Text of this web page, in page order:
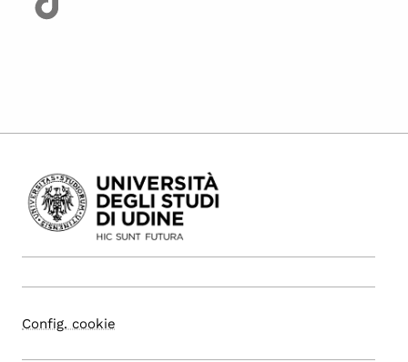
Config. cookie